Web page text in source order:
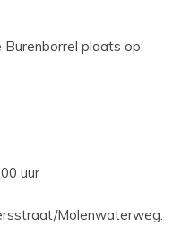
plaats op:
uur
Molenwaterweg.